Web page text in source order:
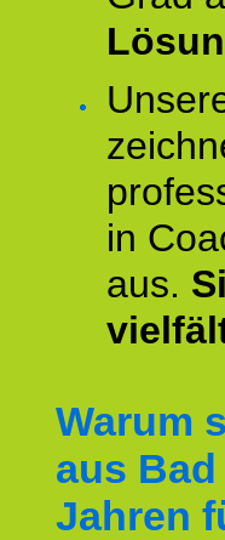
in
aus.
Warum
aus
Jahren